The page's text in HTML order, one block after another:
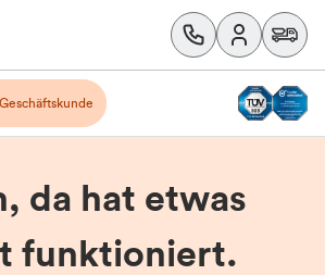
Geschäftskunde
da hat etwas
funktioniert.